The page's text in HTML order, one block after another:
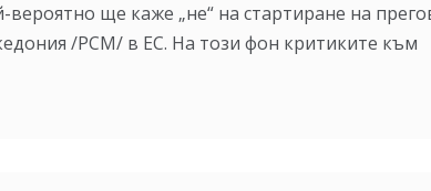
ще каже „не“ на стартиране на
/РСМ/ в ЕС. На този фон критиките към